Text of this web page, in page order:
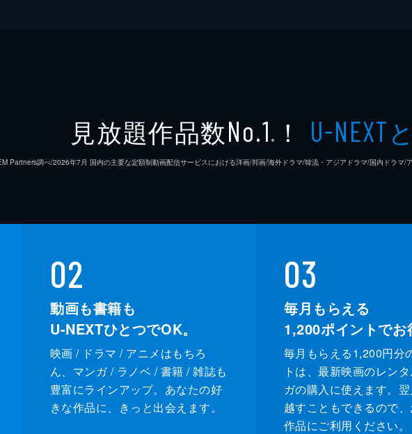
見放題作品数No.1 ※ ！ U-NEXT
Partners調べ/2026年7⽉ 国内の主要な定額制動画配信サービスにおける洋画/邦画/海外ドラマ/韓流・アジアドラマ/国内ドラマ/
02
動画も書籍も
U-NEXTひとつでOK。
映画 / ドラマ / アニメはもちろ
ん、マンガ / ラノベ / 書籍 / 雑誌も
豊富にラインアップ。あなたの好
きな作品に、きっと出会えます。
03
毎月もらえる
1,200ポイントでお
毎月もらえる1,200円分
トは、最新映画のレン
ガの購入に使えます。
越すこともできるので
作品にご利用ください。